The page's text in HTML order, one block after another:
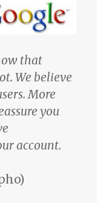
that
We believe
More
you
account.